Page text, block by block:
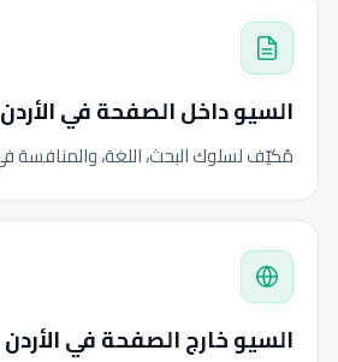
السيو داخل الصفحة في الأردن
مُكيّف لسلوك البحث، اللغة، والمنافسة
السيو خارج الصفحة في الأردن